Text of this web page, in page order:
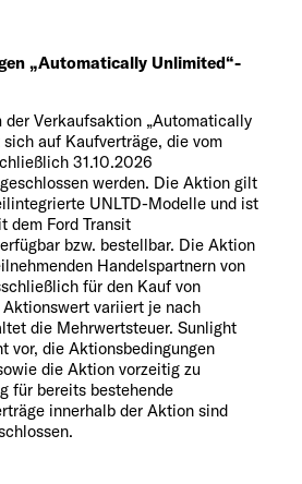
„Automatically Unlimited“-
Verkaufsaktion „Automatically
auf Kaufverträge, die vom
31.10.2026
werden. Die Aktion gilt
UNLTD-Modelle und ist
dem Ford Transit
bzw. bestellbar. Die Aktion
Handelspartnern von
für den Kauf von
variiert je nach
die Mehrwertsteuer. Sunlight
vor, die Aktionsbedingungen
die Aktion vorzeitig zu
für bereits bestehende
innerhalb der Aktion sind